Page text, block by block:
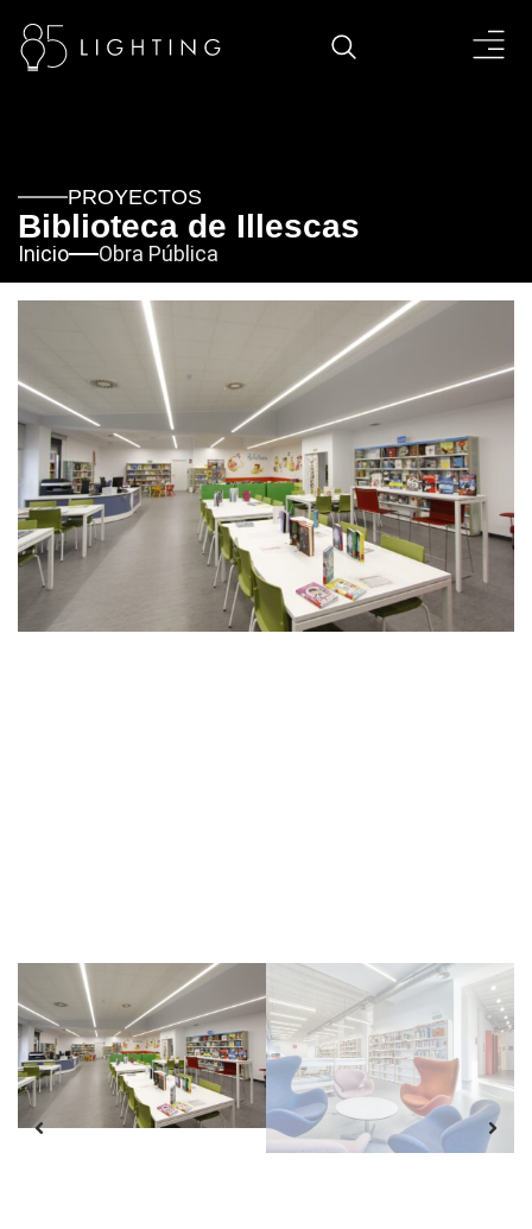
PROYECTOS
Biblioteca de Illescas
Inicio Obra Pública